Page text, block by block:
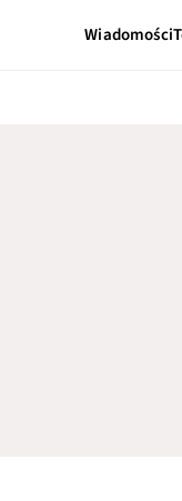
Wiadomości